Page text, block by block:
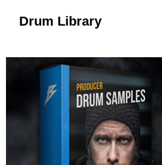
Drum Library